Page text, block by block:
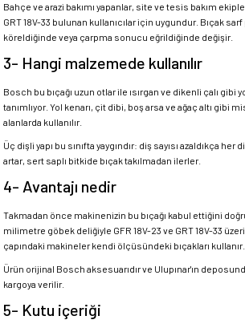
Bahçe ve arazi bakımı yapanlar, site ve tesis bakım
GRT 18V-33 bulunan kullanıcılar için uygundur. Bıçak sarf
köreldiğinde veya çarpma sonucu eğrildiğinde değişir.
3- Hangi malzemede kullanılır
Bosch bu bıçağı uzun otlar ile ısırgan ve dikenli çalı gibi
tanımlıyor. Yol kenarı, çit dibi, boş arsa ve ağaç altı gibi
alanlarda kullanılır.
Üç dişli yapı bu sınıfta yaygındır: diş sayısı azaldıkça her
artar, sert saplı bitkide bıçak takılmadan ilerler.
4- Avantajı nedir
Takmadan önce makinenizin bu bıçağı kabul ettiğini
milimetre göbek deliğiyle GFR 18V-23 ve GRT 18V-33
çapındaki makineler kendi ölçüsündeki bıçakları kullanır.
Ürün orijinal Bosch aksesuarıdır ve Ulupınar'ın
kargoya verilir.
5- Kutu içeriği